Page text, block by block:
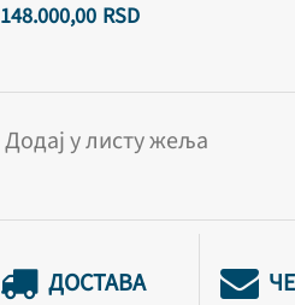
148.000,00 RSD
Додај у листу жеља
ДОСТАВА